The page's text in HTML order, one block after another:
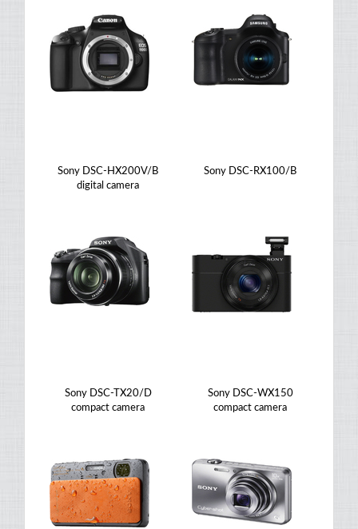
Sony DSC-HX200V/B
digital camera
Sony DSC-RX100/B
Sony DSC-TX20/D
compact camera
Sony DSC-WX150
compact camera